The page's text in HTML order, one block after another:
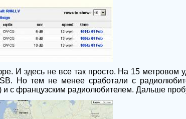
И здесь не все так просто. На 15 метровом
. Но тем не менее сработали с
и с французским радиолюбителем. Дальше